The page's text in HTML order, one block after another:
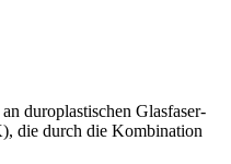
duroplastischen Glasfaser-
die durch die Kombination